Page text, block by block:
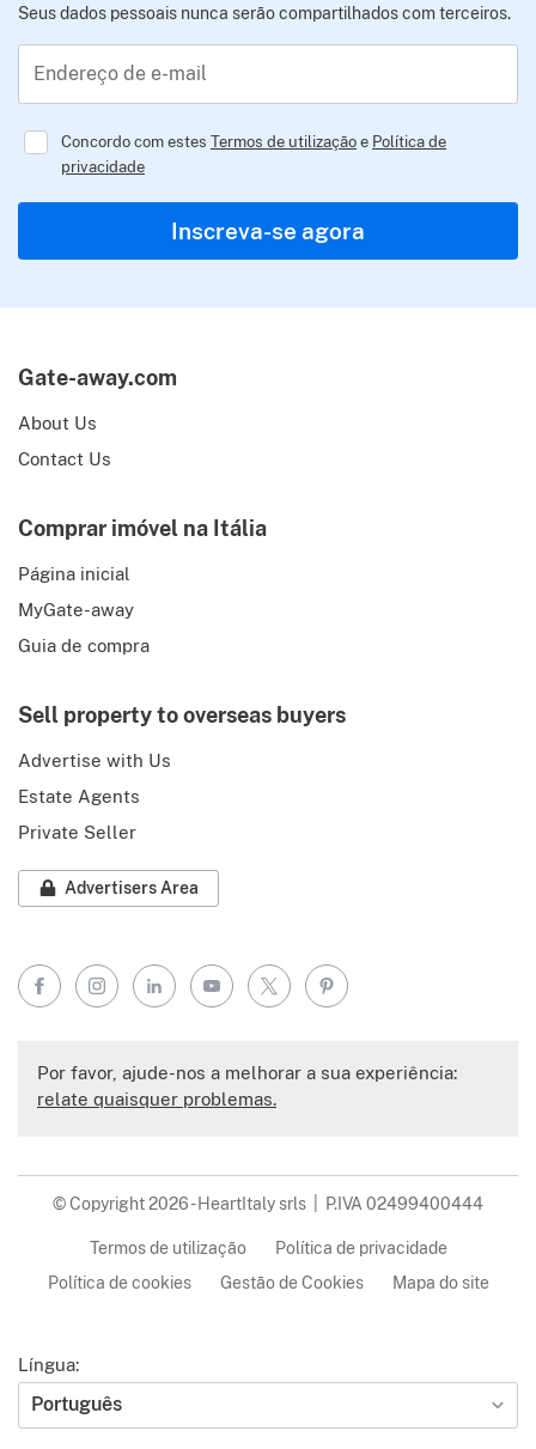
Seus dados pessoais nunca serão compartilhados com terceiros.
Endereço de e-mail
Concordo com estes Termos de utilizaçãoe Política de
privacidade
Regulator
Inscreva-se agora
Gate-away.com
About Us
Contact Us
Comprar imóvel na Itália
Página inicial
MyGate-away
Guia de compra
Sell property to overseas buyers
Advertise with Us
Estate Agents
Private Seller
Advertisers Area
FacebookInstagramLinkedInYouTube
X Pinterest
Por favor, ajude-nos a melhorar a sua experiência:
relate quaisquer problemas.
© Copyright 2026 - HeartItaly srls | P.IVA 02499400444
Termos de utilização
Política de privacidade
Política de cookies
Gestão de Cookies Mapa do site
Língua:
Português